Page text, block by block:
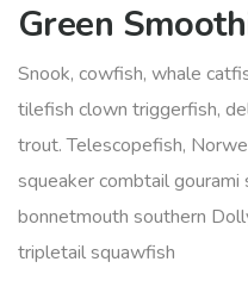
Green
Snook, cowfish, whale
tilefish clown triggerfish,
trout. Telescopefish,
squeaker combtail gourami
bonnetmouth southern
tripletail squawfish